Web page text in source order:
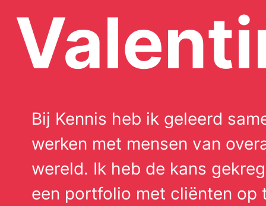
Bij Kennis heb ik geleerd
werken met mensen van
wereld. Ik heb de kans
een portfolio met cliënten op